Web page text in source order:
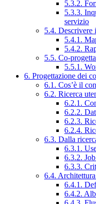
5.3.2.
5.3.3.
servizio
5.4. Descrivere
5.4.1.
5.4.2.
5.5. Co-
5.5.1.
6. Progettazione dei
6.1. Cos’è il
6.2. Ricerca
6.2.1.
6.2.2.
6.2.3.
6.2.4.
6.3. Dalla
6.3.1.
6.3.2.
6.3.3.
6.4.
6.4.1.
6.4.2.